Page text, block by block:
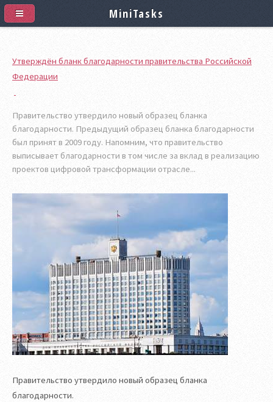
Утверждён бланк благодарности правительства Российской
Федерации
Правительство утвердило новый образец бланка
благодарности. Предыдущий образец бланка благодарности
был принят в 2009 году. Напомним, что правительство
выписывает благодарности в том числе за вклад в реализацию
проектов цифровой трансформации отрасле...
Правительство утвердило новый образец бланка
благодарности.
MiniTasks